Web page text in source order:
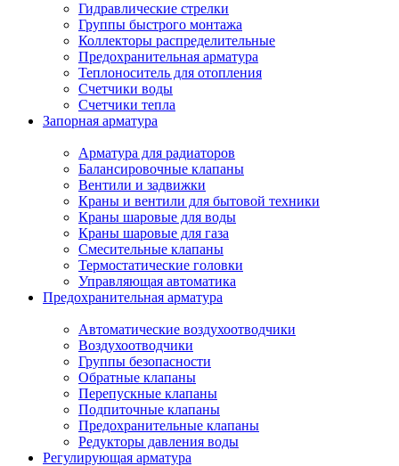
Гидравлические стрелки
Группы быстрого монтажа
Коллекторы распределительные
Предохранительная арматура
Теплоноситель для отопления
Счетчики воды
Счетчики тепла
Запорная арматура
Арматура для радиаторов
Балансировочные клапаны
Вентили и задвижки
Краны и вентили для бытовой техники
Краны шаровые для воды
Краны шаровые для газа
Смесительные клапаны
Термостатические головки
Управляющая автоматика
Предохранительная арматура
Автоматические воздухоотводчики
Воздухоотводчики
Группы безопасности
Обратные клапаны
Перепускные клапаны
Подпиточные клапаны
Предохранительные клапаны
Редукторы давления воды
Регулирующая арматура